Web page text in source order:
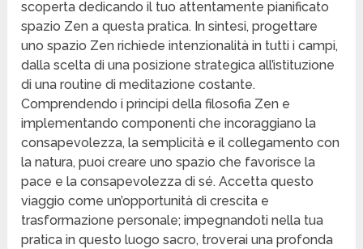
scoperta dedicando il tuo attentamente pianificato
spazio Zen a questa pratica. In sintesi, progettare
uno spazio Zen richiede intenzionalità in tutti i campi,
dalla scelta di una posizione strategica all’istituzione
di una routine di meditazione costante.
Comprendendo i principi della filosofia Zen e
implementando componenti che incoraggiano la
consapevolezza, la semplicità e il collegamento con
la natura, puoi creare uno spazio che favorisce la
pace e la consapevolezza di sé. Accetta questo
viaggio come un’opportunità di crescita e
trasformazione personale; impegnandoti nella tua
pratica in questo luogo sacro, troverai una profonda